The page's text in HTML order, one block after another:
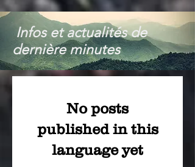
Infos et actualités de
dernière minutes
No posts
published in this
language yet